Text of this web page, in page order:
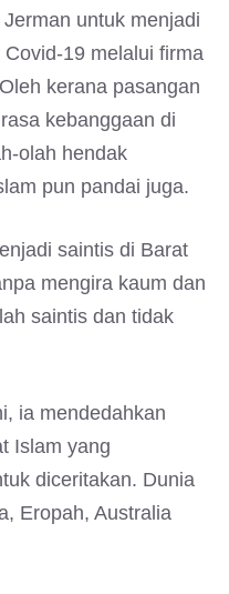
untuk menjadi
19 melalui firma
kerana pasangan
kebanggaan di
olah hendak
pun pandai juga.
saintis di Barat
mengira kaum dan
saintis dan tidak
ia mendedahkan
Islam yang
diceritakan. Dunia
Eropah, Australia